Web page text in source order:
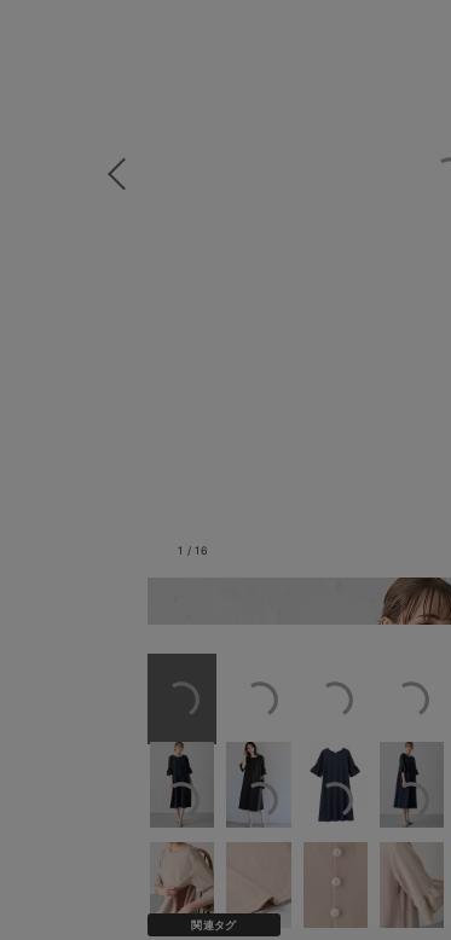
ネイビー／モデル身長：167cm
1 /16
関連タグ